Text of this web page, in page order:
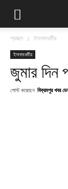
প্রচ্ছদ ইসলামধর্মীয়
ইসলামধর্মীয়
জুমার
পোস্ট করেছেন বিক্রমপুর খবর